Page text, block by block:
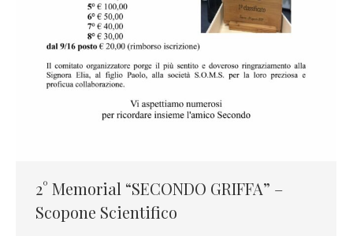
2° Memorial “SECONDO GRIFFA” –
Scopone Scientifico